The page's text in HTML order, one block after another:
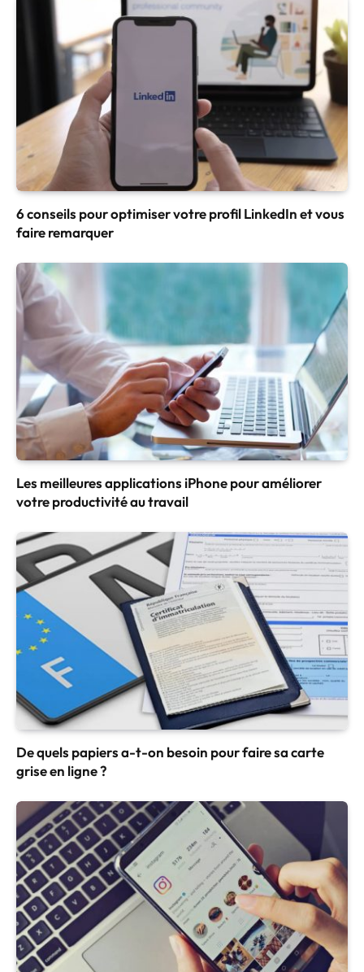
6 conseils pour optimiser votre profil LinkedIn et vous
faire remarquer
Les meilleures applications iPhone pour améliorer
votre productivité au travail
De quels papiers a-t-on besoin pour faire sa carte
grise en ligne ?